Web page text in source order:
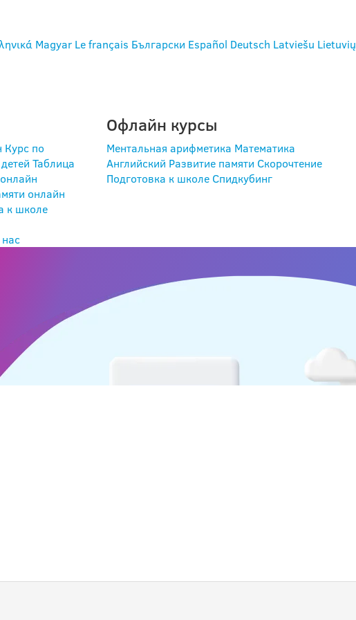
Magyar Le français Български Español Deutsch Latviešu Lietuvių
Курс по
Таблица
онлайн
к школе
Офлайн курсы
Ментальная арифметика Математика
Английский Развитие памяти Скорочтение
Подготовка к школе Спидкубинг